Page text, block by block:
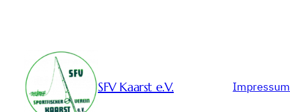
SFV Kaarst e.V. Impressum